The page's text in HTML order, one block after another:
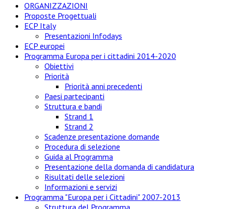
ORGANIZZAZIONI
Proposte Progettuali
ECP Italy
Presentazioni Infodays
ECP europei
Programma Europa per i cittadini 2014-2020
Obiettivi
Priorità
Priorità anni precedenti
Paesi partecipanti
Struttura e bandi
Strand 1
Strand 2
Scadenze presentazione domande
Procedura di selezione
Guida al Programma
Presentazione della domanda di candidatura
Risultati delle selezioni
Informazioni e servizi
Programma "Europa per i Cittadini" 2007-2013
Struttura del Programma